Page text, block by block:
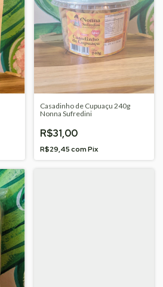
Casadinho de Cupuaçu 240g
Nonna Sufredini
R$31,00
R$29,45comPix